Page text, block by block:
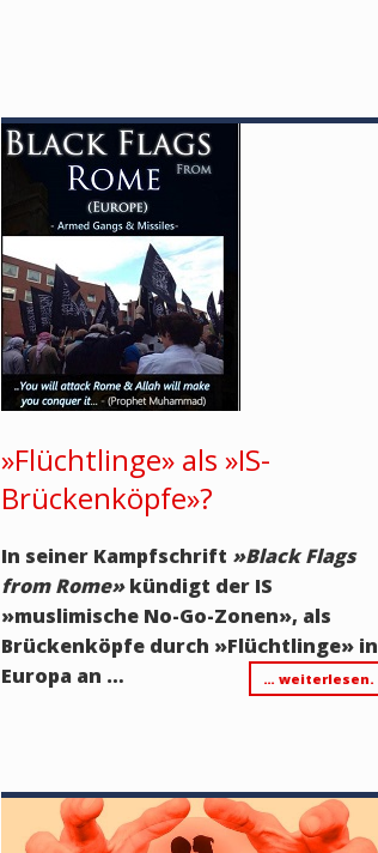
»Flüchtlinge» als »IS-
Brückenköpfe»?
In seiner Kampfschrift »Black Flags
from Rome»kündigt der IS
»muslimische No-Go-Zonen», als
Brückenköpfe durch »Flüchtlinge»in
Europa an …
… weiterlesen.